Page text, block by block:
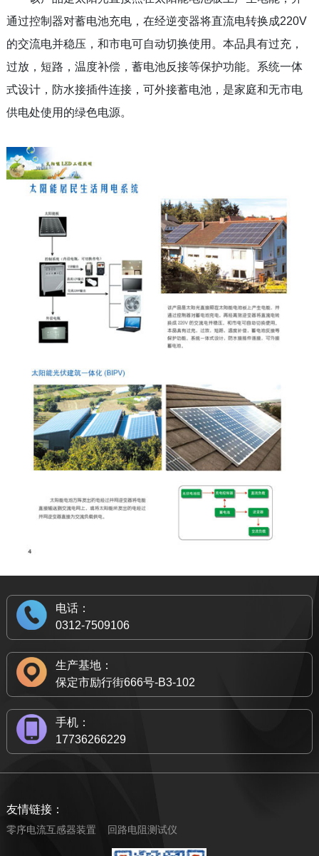
通过控制器对蓄电池充电，在经逆变器将直流电转换成220V
的交流电并稳压，和市电可自动切换使用。本品具有过充，
过放，短路，温度补偿，蓄电池反接等保护功能。系统一体
式设计，防水接插件连接，可外接蓄电池，是家庭和无市电
供电处使用的绿色电源。
电话：
0312-7509106
生产基地：
保定市励行街666号-B3-102
手机：
17736266229
友情链接：
零序电流互感器装置 回路电阻测试仪